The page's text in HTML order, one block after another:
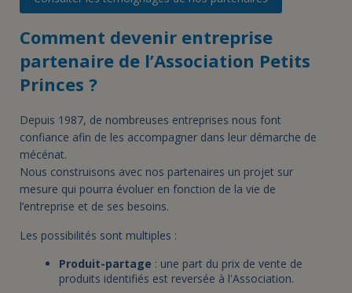
Comment devenir entreprise
partenaire de l’Association Petits
Princes ?
Depuis 1987, de nombreuses entreprises nous font
confiance afin de les accompagner dans leur démarche de
mécénat.
Nous construisons avec nos partenaires un projet sur
mesure qui pourra évoluer en fonction de la vie de
l’entreprise et de ses besoins.
Les possibilités sont multiples :
Produit-partage : une part du prix de vente de
produits identifiés est reversée à l'Association.